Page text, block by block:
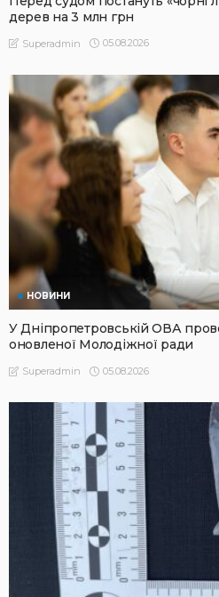
дерев на 3 млн грн
Superadmin 05.08.2026
НОВИНИ
У Дніпропетровській ОВА
оновленої Молодіжної ради
Superadmin 05.08.2026